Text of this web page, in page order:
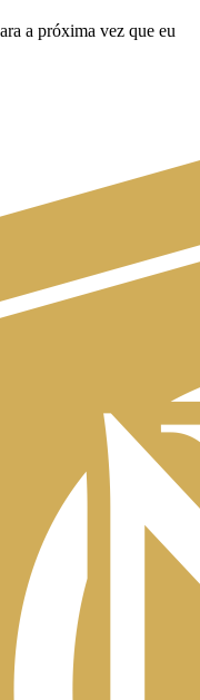
a próxima vez que eu